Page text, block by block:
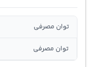
توان مصرفی
توان مصرفی